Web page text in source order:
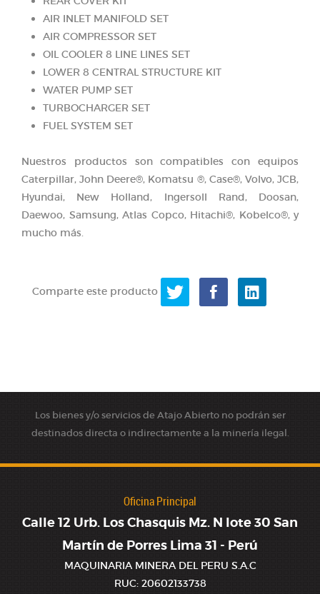
AIR INLET MANIFOLD SET
AIR COMPRESSOR SET
OIL COOLER 8 LINE LINES SET
LOWER 8 CENTRAL STRUCTURE KIT
WATER PUMP SET
TURBOCHARGER SET
FUEL SYSTEM SET
Nuestros productos son compatibles con equipos
Caterpillar, John Deere®, Komatsu ®, Case®, Volvo, JCB,
Hyundai, New Holland, Ingersoll Rand, Doosan,
Daewoo, Samsung, Atlas Copco, Hitachi®, Kobelco®, y
mucho más.
Comparte este producto
Los bienes y/o servicios de Atajo Abierto no podrán ser
destinados directa o indirectamente a la minería ilegal.
Oficina Principal
Calle 12 Urb. Los Chasquis Mz. N lote 30 San
Martín de Porres Lima 31 - Perú
MAQUINARIA MINERA DEL PERU S.A.C
RUC: 20602133738